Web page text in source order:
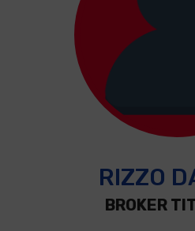
RIZZO
BROKER